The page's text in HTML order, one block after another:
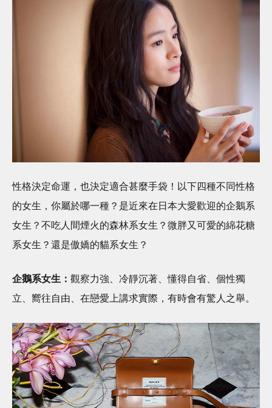
性格決定命運，也決定適合甚麼手袋！以下四種不同性格
的女生，你屬於哪一種？是近來在日本大愛歡迎的企鵝系
女生？不吃人間煙火的森林系女生？微胖又可愛的綿花糖
系女生？還是傲嬌的貓系女生？
企鵝系女生： 觀察力強、冷靜沉著、懂得自省、個性獨
立、嚮往自由、在戀愛上講求實際，有時會有驚人之舉。